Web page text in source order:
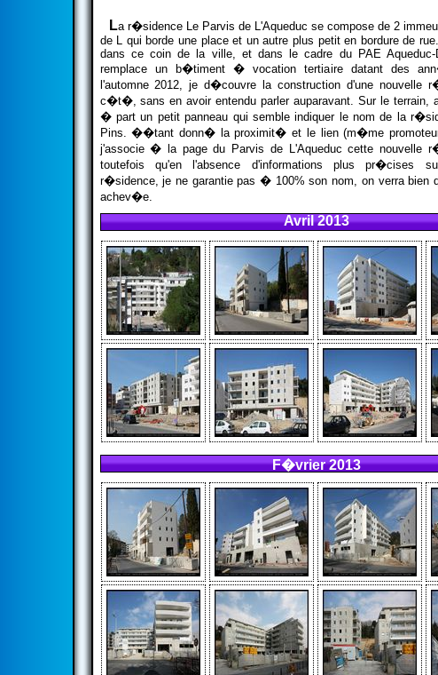
La r�sidence Le Parvis de L'Aqueduc se compose de 2
de L qui borde une place et un autre plus petit en bordure de
dans ce coin de la ville, et dans le cadre du PAE Aqueduc-
remplace un b�timent � vocation tertiaire datant des
l'automne 2012, je d�couvre la construction d'une nouvelle
c�t�, sans en avoir entendu parler auparavant. Sur le terrain,
� part un petit panneau qui semble indiquer le nom de la
Pins. ��tant donn� la proximit� et le lien (m�me
j'associe � la page du Parvis de L'Aqueduc cette nouvelle
toutefois qu'en l'absence d'informations plus pr�cises
r�sidence, je ne garantie pas � 100% son nom, on verra bien
achev�e.
Avril 2013
F�vrier 2013